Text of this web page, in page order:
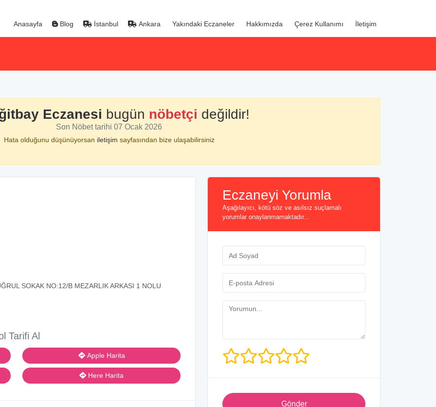
Anasayfa Blog İstanbul Ankara Yakındaki Eczaneler Hakkımızda Çerez Kullanımı İletişim
Eczanesi bugün nöbetçi değildir!
Son Nöbet tarihi 07 Ocak 2026
Hata olduğunu düşünüyorsan iletişim sayfasından bize ulaşabilirsiniz
SOKAK NO:12/B MEZARLIK ARKASI 1 NOLU
Tarifi Al
Apple Harita
Here Harita
Eczaneyi Yorumla
Aşağılayıcı, kötü söz ve asılsız suçlamalı
yorumlar onaylanmamaktadır...
Gönder